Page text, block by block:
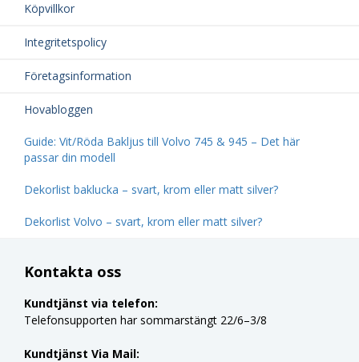
Köpvillkor
Integritetspolicy
Företagsinformation
Hovabloggen
Guide: Vit/Röda Bakljus till Volvo 745 & 945 – Det här
passar din modell
Dekorlist baklucka – svart, krom eller matt silver?
Dekorlist Volvo – svart, krom eller matt silver?
Kontakta oss
Kundtjänst via telefon:
Telefonsupporten har sommarstängt 22/6–3/8
Kundtjänst Via Mail: